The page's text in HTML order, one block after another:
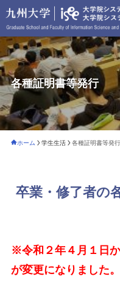
各種証明書等発行
ホーム 学生生活 各種証明書等発行
卒業・修了者の
※令和２年４月１日
が変更になりました